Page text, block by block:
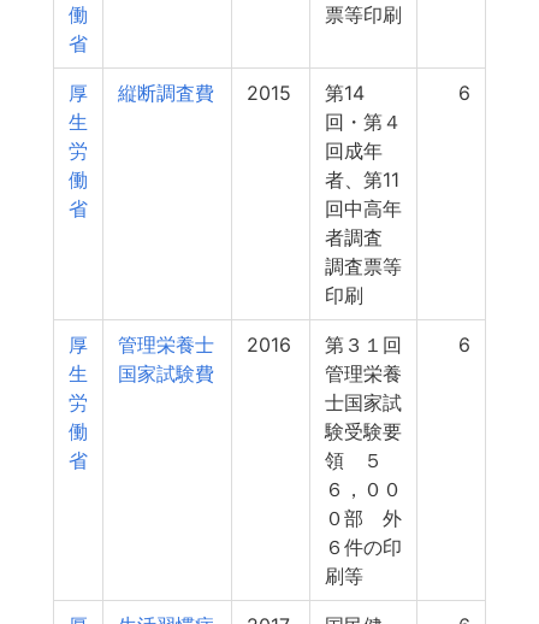
働
省
票等印刷
厚
生
労
働
省
縦断調査費 2015
第14
回・第４
回成年
者、第11
回中高年
者調査
調査票等
印刷
6
厚
生
労
働
省
管理栄養士
国家試験費
2016
第３１回
管理栄養
士国家試
験受験要
領 ５
６，００
０部 外
６件の印
刷等
6